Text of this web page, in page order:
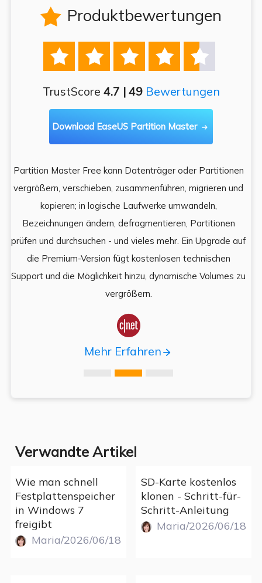
 Produktbewertungen
    
TrustScore 4.7 | 49 Bewertungen
Download EaseUS Partition Master 
Partition Master Free kann Datenträger oder Partitionen
vergrößern, verschieben, zusammenführen, migrieren und
kopieren; in logische Laufwerke umwandeln,
Bezeichnungen ändern, defragmentieren, Partitionen
prüfen und durchsuchen - und vieles mehr. Ein Upgrade auf
die Premium-Version fügt kostenlosen technischen
Support und die Möglichkeit hinzu, dynamische Volumes zu
vergrößern.

Mehr Erfahren
Verwandte Artikel
Wie man schnell
Festplattenspeicher
in Windows 7
freigibt
Maria/2026/06/18
SD-Karte kostenlos
klonen - Schritt-für-
Schritt-Anleitung
Maria/2026/06/18